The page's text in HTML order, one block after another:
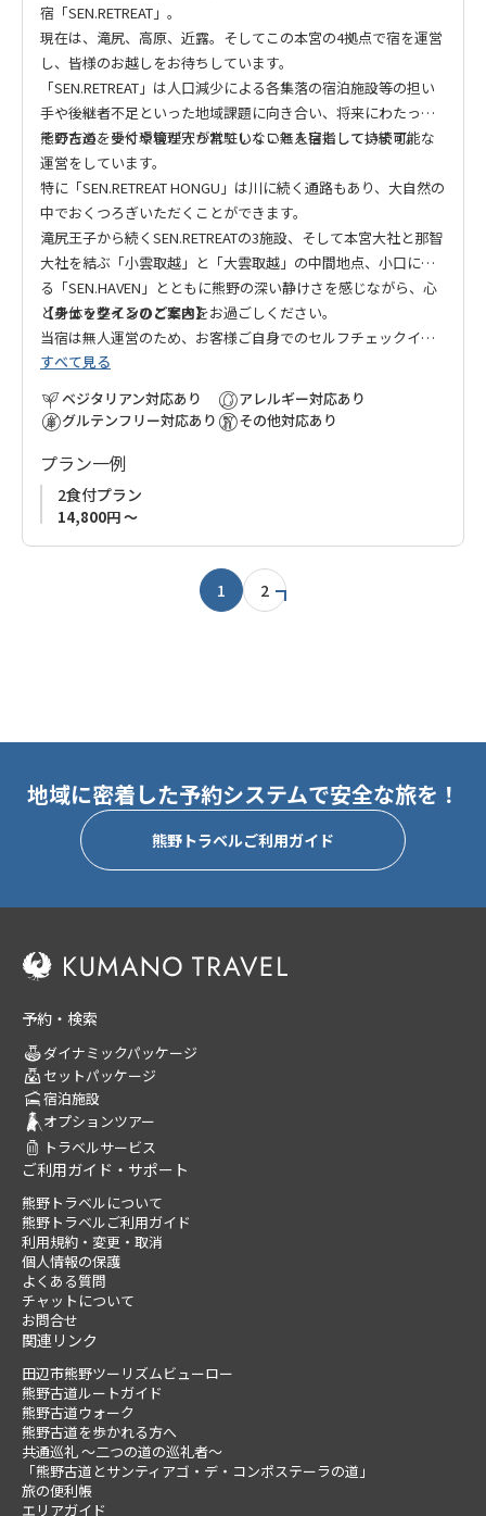
宿「SEN.RETREAT」。
現在は、滝尻、高原、近露。そしてこの本宮の4拠点で宿を運営
し、皆様のお越しをお待ちしています。
「SEN.RETREAT」は人口減少による各集落の宿泊施設等の担い
手や後継者不足といった地域課題に向き合い、将来にわたって
熊野古道を歩く環境が守られていくことを目指しています。
そのため、受付や管理人が常駐しない無人宿として持続可能な
運営をしています。
特に「SEN.RETREAT HONGU」は川に続く通路もあり、大自然の
中でおくつろぎいただくことができます。
滝尻王子から続くSEN.RETREATの3施設、そして本宮大社と那智
大社を結ぶ「小雲取越」と「大雲取越」の中間地点、小口にあ
る「SEN.HAVEN」とともに熊野の深い静けさを感じながら、心
と身体を整えるひとときをお過ごしください。
【チェックインのご案内】
当宿は無人運営のため、お客様ご自身でのセルフチェックイン
をお願いしております。宿泊日が近づきましたら、チェックイ
ン方法の詳細をご案内いたします。
すべて見る
ベジタリアン対応あり
グルテンフリー対応あり
アレルギー対応あり
その他対応あり
プラン一例
2食付プラン
14,800円 ～
1 2
地域に密着した予約システムで安全な旅を！
熊野トラベルご利用ガイド
予約・検索
ダイナミックパッケージ
セットパッケージ
宿泊施設
オプションツアー
トラベルサービス
ご利用ガイド・サポート
熊野トラベルについて
熊野トラベルご利用ガイド
利用規約・変更・取消
個人情報の保護
よくある質問
チャットについて
お問合せ
関連リンク
田辺市熊野ツーリズムビューロー
熊野古道ルートガイド
熊野古道ウォーク
熊野古道を歩かれる方へ
共通巡礼 ～二つの道の巡礼者～
「熊野古道とサンティアゴ・デ・コンポステーラの道」
旅の便利帳
エリアガイド